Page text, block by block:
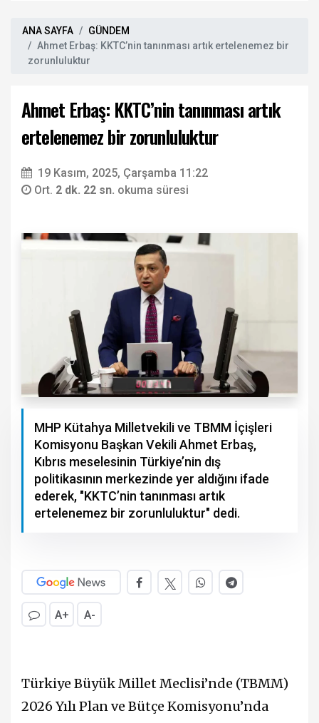
ANA SAYFA
GÜNDEM
Ahmet Erbaş: KKTC’nin tanınması artık ertelenemez bir
zorunluluktur
Ahmet Erbaş: KKTC’nin tanınması artık
ertelenemez bir zorunluluktur
19 Kasım, 2025, Çarşamba 11:22
Ort. 2 dk. 22 sn. okuma süresi
MHP Kütahya Milletvekili ve TBMM İçişleri
Komisyonu Başkan Vekili Ahmet Erbaş,
Kıbrıs meselesinin Türkiye’nin dış
politikasının merkezinde yer aldığını ifade
ederek, "KKTC’nin tanınması artık
ertelenemez bir zorunluluktur" dedi.
A+ A-
Türkiye Büyük Millet Meclisi’nde (TBMM)
2026 Yılı Plan ve Bütçe Komisyonu’nda